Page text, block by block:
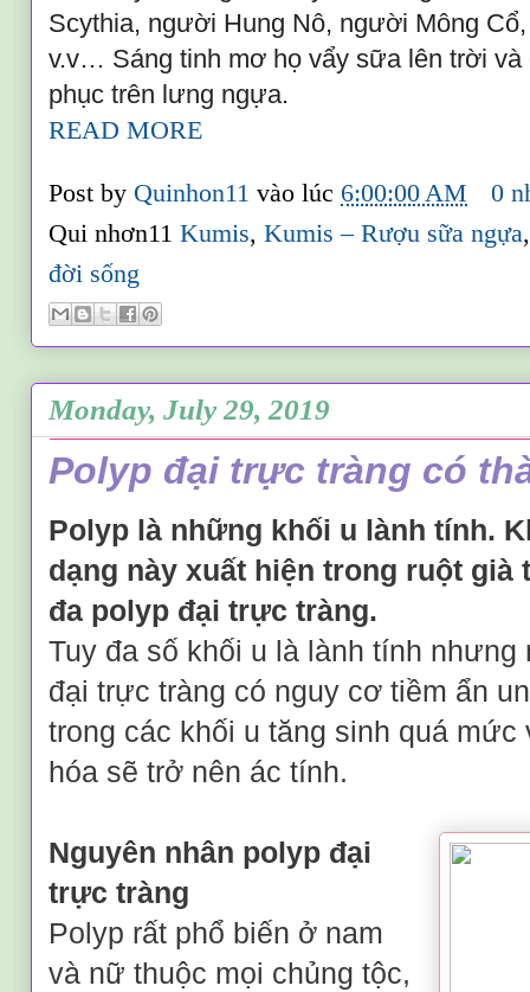
Scythia, người Hung Nô, người Mông
v.v… Sáng tinh mơ họ vẩy sữa lên trời và
phục trên lưng ngựa.
READ MORE
Post by Quinhon11vào lúc 6:00:00 AM
0
Qui nhơn11Kumis,Kumis – Rượu sữa ngựa
đời sống
Monday, July 29, 2019
Polyp đại trực tràng có
Polyp là những khối u lành tính.
dạng này xuất hiện trong ruột già
đa polyp đại trực tràng.
Tuy đa số khối u là lành tính
đại trực tràng có nguy cơ tiềm ẩn
trong các khối u tăng sinh quá
hóa sẽ trở nên ác tính.
Nguyên nhân polyp đại
trực tràng
Polyp rất phổ biến ở nam
và nữ thuộc mọi chủng tộc,